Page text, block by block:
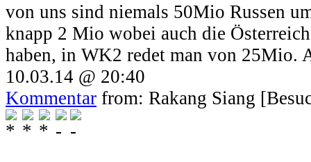
von uns sind niemals 50Mio Russen
knapp 2 Mio wobei auch die
haben, in WK2 redet man von 25Mio.
10.03.14 @ 20:40
Kommentar from: Rakang Siang